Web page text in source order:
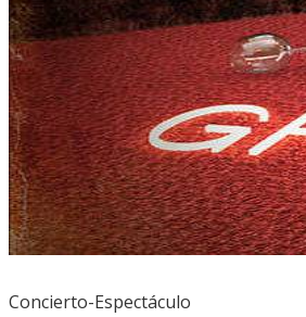
Concierto-Espectáculo